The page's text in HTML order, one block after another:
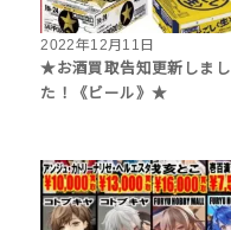
2022年12月11日
★お酒買取告知更新しまし
た！《ビール》★